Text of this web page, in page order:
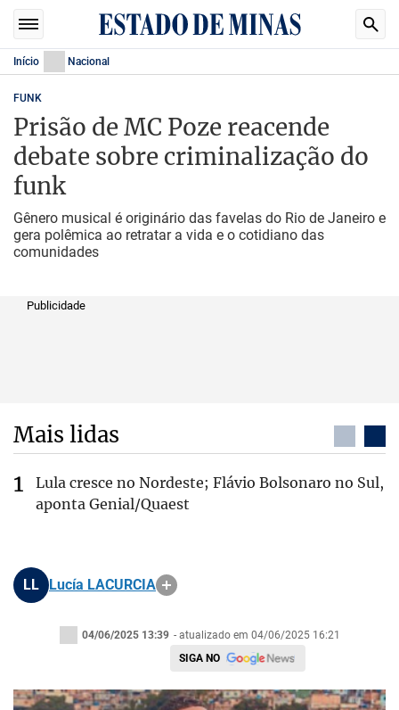
Início Nacional
FUNK
Prisão de MC Poze reacende
debate sobre criminalização do
funk
Gênero musical é originário das favelas do Rio de Janeiro e
gera polêmica ao retratar a vida e o cotidiano das
comunidades
Publicidade
Mais lidas
Lula cresce no Nordeste; Flávio Bolsonaro no Sul,
aponta Genial/Quaest
LL Lucía LACURCIA
04/06/2025 13:39 - atualizado em 04/06/2025 16:21
SIGA NO